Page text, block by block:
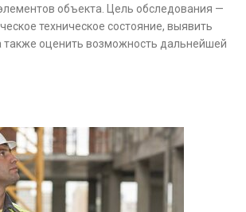
объекта. Цель обследования —
техническое состояние, выявить
также оценить возможность дальнейшей